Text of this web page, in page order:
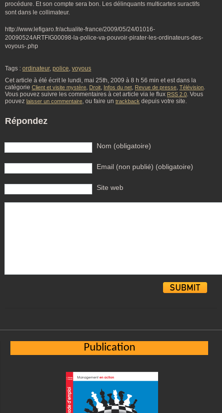
procédure. Et son compte sera bon. Les délinquants multicartes suractifs
sont dans le collimateur.
http://www.lefigaro.fr/actualite-france/2009/05/24/01016-
20090524ARTFIG00098-la-police-va-pouvoir-pirater-les-ordinateurs-des-
voyous-.php
Tags : ordinateur, police, voyous
Cet article à été écrit le lundi, mai 25th, 2009 à 8 h 56 min et est dans la
catégorie Client et visite mystère, Droit, Infos du net, Revue de presse, Télévision.
Vous pouvez suivre les commentaires à cet article via le flux RSS 2.0. Vous
pouvez laisser un commentaire, ou faire un trackback depuis votre site.
Répondez
Nom (obligatoire)
Email (non publié) (obligatoire)
Site web
Publication